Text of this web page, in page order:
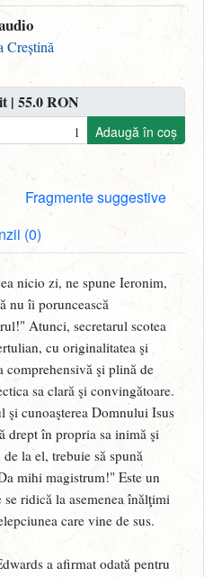
Creștină
| 55.0 RON
Adaugă în coș
Fragmente suggestive
(0)
nicio zi, ne spune Ieronim,
nu îi poruncească
Atunci, secretarul scotea
cu originalitatea şi
comprehensivă şi plină de
sa clară şi convingătoare.
şi cunoaşterea Domnului Isus
drept în propria sa inimă şi
la el, trebuie să spună
mihi magistrum!" Este un
ridică la asemenea înălţimi
care vine de sus.
a afirmat odată pentru